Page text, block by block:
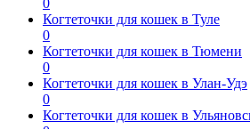
0
Когтеточки для кошек в Туле
0
Когтеточки для кошек в Тюмени
0
Когтеточки для кошек в Улан-Удэ
0
Когтеточки для кошек в